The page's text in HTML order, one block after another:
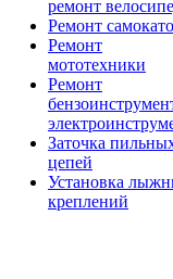
ремонт
Ремонт
Ремонт
мототехники
Ремонт
Заточка
цепей
Установка
креплений